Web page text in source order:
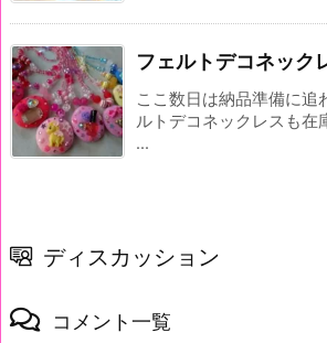
フェルトデコネッ
ここ数日は納品準備に追
ルトデコネックレスも在
...
ディスカッション
コメント一覧